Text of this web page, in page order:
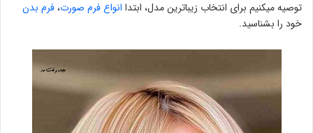
توصیه میکنیم برای انتخاب زیباترین مدل، ابتدا انواع فرم صورت،فرم بدن
خود را بشناسید.